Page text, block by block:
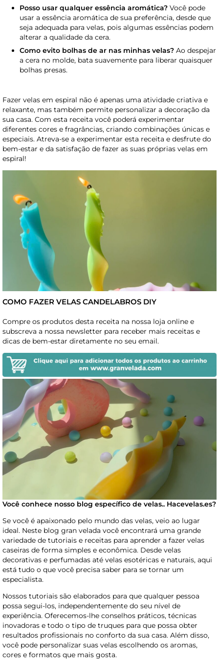
Posso usar qualquer essência aromática? Você pode
usar a essência aromática de sua preferência, desde que
seja adequada para velas, pois algumas essências podem
alterar a qualidade da cera.
Como evito bolhas de ar nas minhas velas? Ao despejar
a cera no molde, bata suavemente para liberar quaisquer
bolhas presas.
Fazer velas em espiral não é apenas uma atividade criativa e
relaxante, mas também permite personalizar a decoração da
sua casa. Com esta receita você poderá experimentar
diferentes cores e fragrâncias, criando combinações únicas e
especiais. Atreva-se a experimentar esta receita e desfrute do
bem-estar e da satisfação de fazer as suas próprias velas em
espiral!
COMO FAZER VELAS CANDELABROS DIY
Compre os produtos desta receita na nossa loja online e
subscreva a nossa newsletter para receber mais receitas e
dicas de bem-estar diretamente no seu email.
Você conhece nosso blog específico de velas.. Hacevelas.es?
Se você é apaixonado pelo mundo das velas, veio ao lugar
ideal. Neste blog gran velada você encontrará uma grande
variedade de tutoriais e receitas para aprender a fazer velas
caseiras de forma simples e econômica. Desde velas
decorativas e perfumadas até velas esotéricas e naturais, aqui
está tudo o que você precisa saber para se tornar um
especialista.
Nossos tutoriais são elaborados para que qualquer pessoa
possa segui-los, independentemente do seu nível de
experiência. Oferecemos-lhe conselhos práticos, técnicas
inovadoras e todo o tipo de truques para que possa obter
resultados profissionais no conforto da sua casa. Além disso,
você pode personalizar suas velas escolhendo os aromas,
cores e formatos que mais gosta.